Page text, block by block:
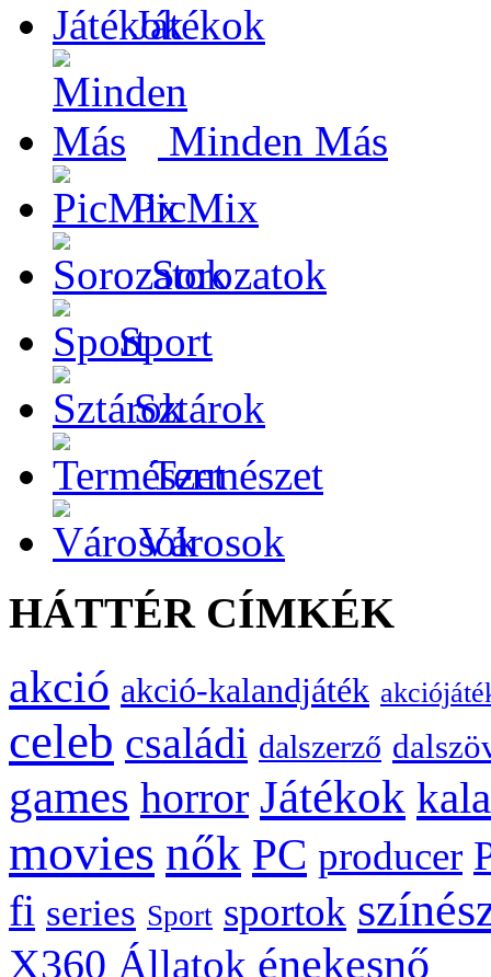
Játékok
Minden Más
PicMix
Sorozatok
Sport
Sztárok
Természet
Városok
HÁTTÉR CÍMKÉK
akció akció-kalandjáték
celeb családi dalszerző
games horror Játékok
movies nők PC producer
fi series Sport sportok
X360 Állatok énekesnő